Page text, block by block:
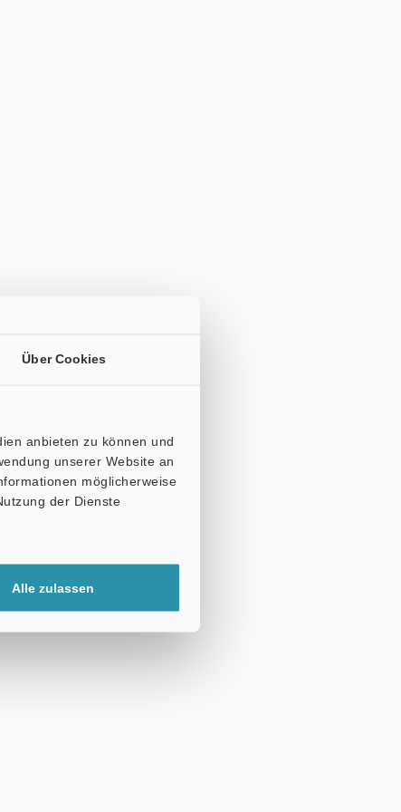
Über Cookies
anbieten zu können und
unserer Website an
möglicherweise
der Dienste
Alle zulassen